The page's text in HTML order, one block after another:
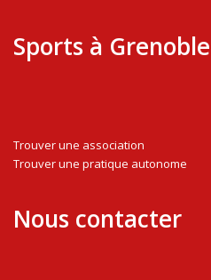
Sports à Grenoble
Trouver une association
Trouver une pratique autonome
Nous contacter